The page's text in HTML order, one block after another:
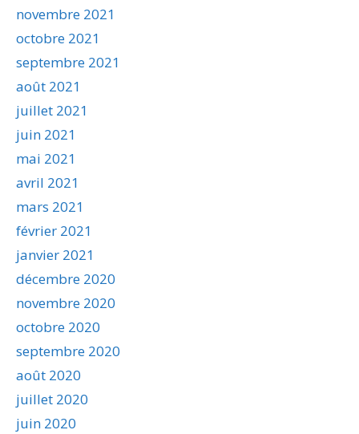
novembre 2021
octobre 2021
septembre 2021
août 2021
juillet 2021
juin 2021
mai 2021
avril 2021
mars 2021
février 2021
janvier 2021
décembre 2020
novembre 2020
octobre 2020
septembre 2020
août 2020
juillet 2020
juin 2020